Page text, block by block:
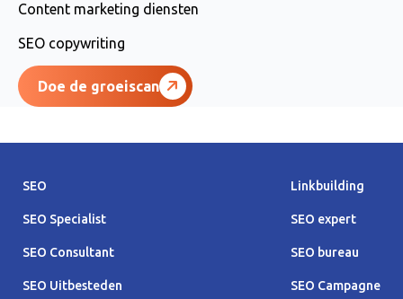
Content marketing diensten
SEO copywriting
Doe de groeiscan
SEO Linkbuilding
SEO Specialist SEO expert
SEO Consultant SEO bureau
SEO Uitbesteden SEO Campagne